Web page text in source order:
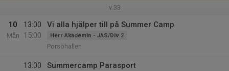
v.33
10
Mån
13:00
15:00
Vi alla hjälper till på Summer Camp
Herr Akademin - JAS/Div 2
Porsöhallen
13:00
Summercamp Parasport